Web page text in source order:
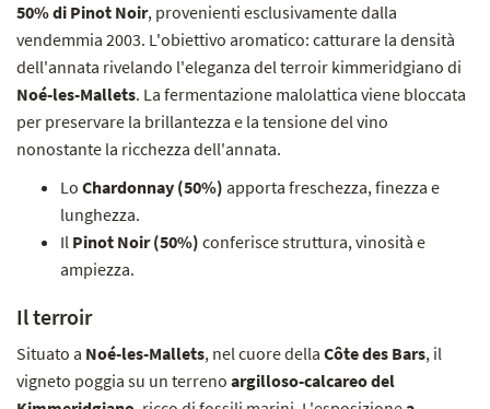
50% di Pinot Noir, provenienti esclusivamente dalla
vendemmia 2003. L'obiettivo aromatico: catturare la densità
dell'annata rivelando l'eleganza del terroir kimmeridgiano di
Noé-les-Mallets. La fermentazione malolattica viene bloccata
per preservare la brillantezza e la tensione del vino
nonostante la ricchezza dell'annata.
Lo Chardonnay (50%) apporta freschezza, finezza e
lunghezza.
Il Pinot Noir (50%) conferisce struttura, vinosità e
ampiezza.
Il terroir
Situato a Noé-les-Mallets, nel cuore della Côte des Bars, il
vigneto poggia su un terreno argilloso-calcareo del